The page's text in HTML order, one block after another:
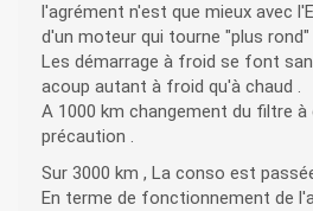
l'agrément n'est que mieux avec
d'un moteur qui tourne "plus rond"
Les démarrage à froid se font
acoup autant à froid qu'à chaud .
A 1000 km changement du filtre à
précaution .
En terme de fonctionnement de